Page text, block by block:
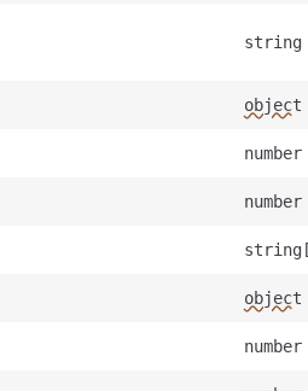
string
object
number
number
object
number